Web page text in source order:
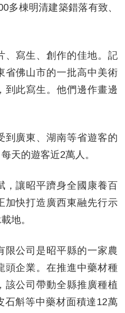
多棟明清建築錯落有致、
寫生、創作的佳地。記
省佛山市的一批高中美術
到此寫生。他們邊作畫邊
廣東、湖南等省遊客的
天的遊客近2萬人。
讓昭平躋身全國康養百
加快打造廣西東融先行示
地。
公司是昭平縣的一家農
頭企業。在推進中藥材種
該公司帶動全縣推廣種植
石斛等中藥材面積達12萬